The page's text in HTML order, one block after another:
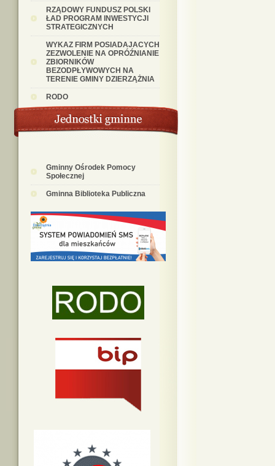
RZĄDOWY FUNDUSZ POLSKI
ŁAD PROGRAM INWESTYCJI
STRATEGICZNYCH
WYKAZ FIRM POSIADAJACYCH
ZEZWOLENIE NA OPRÓŹNIANIE
ZBIORNIKÓW
BEZODPŁYWOWYCH NA
TERENIE GMINY DZIERZĄŻNIA
RODO
Gminny Ośrodek Pomocy
Społecznej
Gminna Biblioteka Publiczna